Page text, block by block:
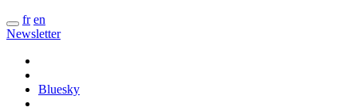
fr en
Newsletter
Bluesky